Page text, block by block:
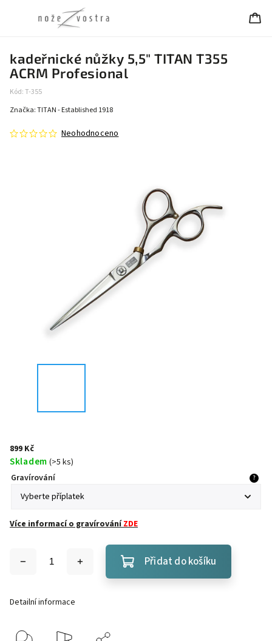
kadeřnické nůžky 5,5" TITAN T355
ACRM Profesional
Kód:T-355
Neohodnoceno
Značka:TITAN - Established 1918
899 Kč
Skladem (>5 ks)
Gravírování
?
Více informací o gravírováníZDE
Přidat do košíku
Detailní informace